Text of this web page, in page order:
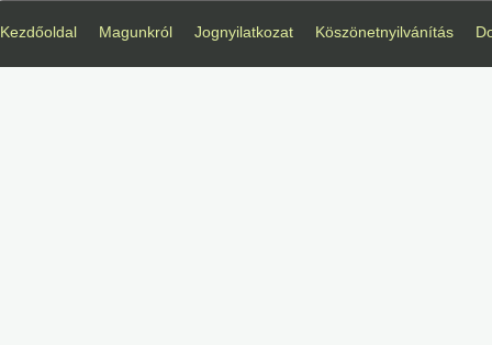
Kezdőoldal Magunkról Jognyilatkozat Köszönetnyilvánítás